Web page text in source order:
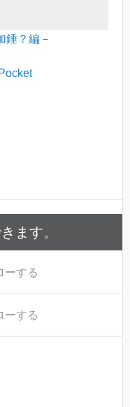
？編－
Pocket
ます。
ーする
ーする